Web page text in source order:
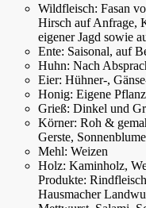
Wildfleisch: Fasan
Hirsch auf Anfrage,
eigener Jagd sowie
Ente: Saisonal, auf
Huhn: Nach
Eier: Hühner-,
Honig: Eigene
Grieß: Dinkel und
Körner: Roh &
Gerste,
Mehl: Weizen
Holz: Kaminholz,
Produkte:
Hausmacher